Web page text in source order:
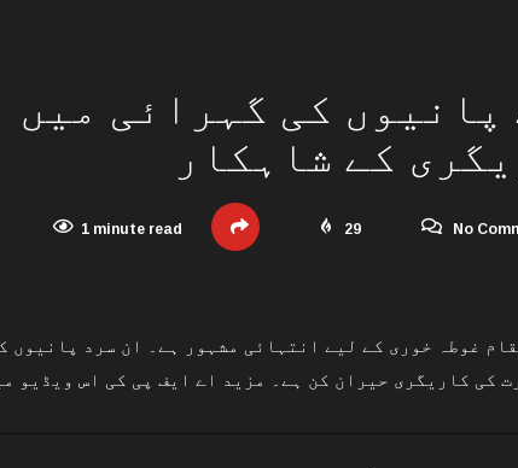
پانیوں کی گہرائی میں
کے شاہکار
No
29
1 minute read
غوطہ خوری کے لیے انتہائی مشہور ہے۔ ان سرد پانیوں
کی کاریگری حیران کن ہے۔ مزید اے ایف پی کی اس ویڈیو